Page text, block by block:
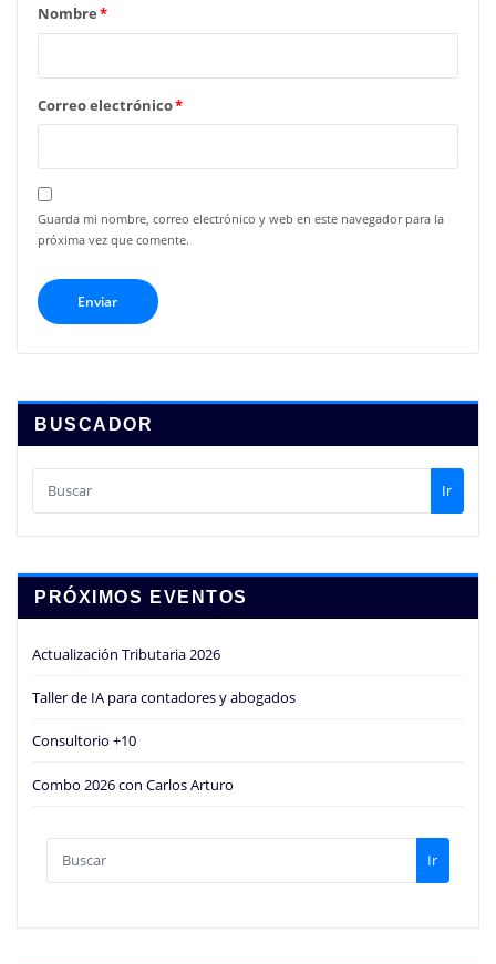
Nombre*
Correo electrónico*
Guarda mi nombre, correo electrónico y web en este navegador para la
próxima vez que comente.
BUSCADOR
Ir
PRÓXIMOS EVENTOS
Actualización Tributaria 2026
Taller de IA para contadores y abogados
Consultorio +10
Combo 2026 con Carlos Arturo
Ir